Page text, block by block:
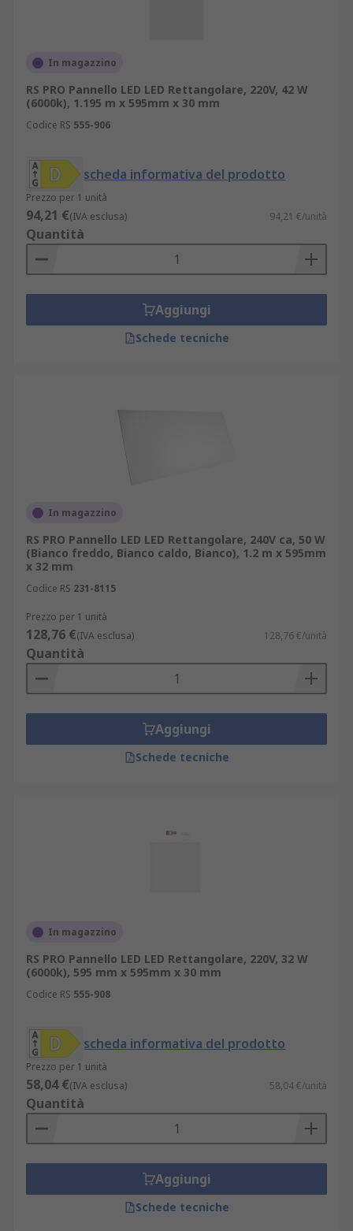
In magazzino
RS PRO Pannello LED LED Rettangolare, 220V, 42 W
(6000k), 1.195 m x 595mm x 30 mm
Codice RS 555-906
scheda informativa del prodotto
Prezzo per 1 unità
94,21 €(IVA esclusa) 94,21 €/unità
Quantità
Aggiungi
Schede tecniche
In magazzino
RS PRO Pannello LED LED Rettangolare, 240V ca, 50 W
(Bianco freddo, Bianco caldo, Bianco), 1.2 m x 595mm
x 32 mm
Codice RS 231-8115
Prezzo per 1 unità
128,76 €(IVA esclusa) 128,76 €/unità
Quantità
Aggiungi
Schede tecniche
In magazzino
RS PRO Pannello LED LED Rettangolare, 220V, 32 W
(6000k), 595 mm x 595mm x 30 mm
Codice RS 555-908
scheda informativa del prodotto
Prezzo per 1 unità
58,04 €(IVA esclusa) 58,04 €/unità
Quantità
Aggiungi
Schede tecniche